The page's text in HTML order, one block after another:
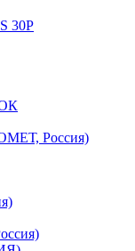
30P
Россия)